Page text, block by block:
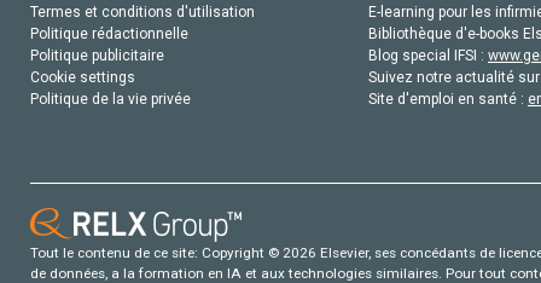
Termes et conditions d'utilisation
Politique rédactionnelle
Politique publicitaire
Cookie settings
Politique de la vie privée
E-learning pour les
Bibliothèque d'e-books
Blog special IFSI :
Suivez notre actualité
Site d'emploi en santé :
Tout le contenu de ce site: Copyright © 2026 Elsevier, ses concédants de
de données, a la formation en IA et aux technologies similaires. Pour tout